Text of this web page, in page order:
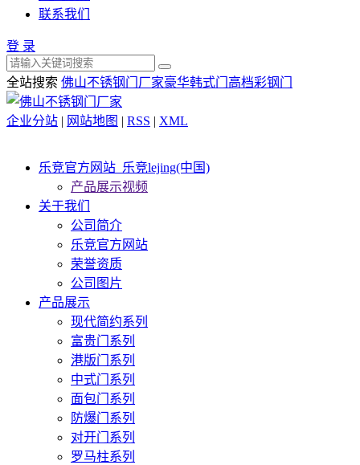
联系我们
登 录
全站搜索 佛山不锈钢门厂家豪华韩式门 高档彩钢门
企业分站 | 网站地图 | RSS | XML
乐竞官方网站_乐竞lejing(中国)
产品展示视频
关于我们
公司简介
乐竞官方网站
荣誉资质
公司图片
产品展示
现代简约系列
富贵门系列
港版门系列
中式门系列
面包门系列
防爆门系列
对开门系列
罗马柱系列